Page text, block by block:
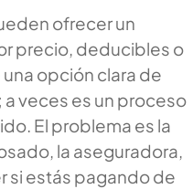
ofrecer un
precio, deducibles o
opción clara de
veces es un proceso
El problema es la
la aseguradora,
si estás pagando de